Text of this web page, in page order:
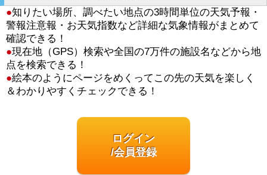
●知りたい場所、調べたい地点の3時間単位の天気予報・
警報注意報・お天気指数など詳細な気象情報がまとめて
確認できる！
●現在地（GPS）検索や全国の7万件の施設名などから地
点を検索できる！
●絵本のようにページをめくってこの先の天気を楽しく
＆わかりやすくチェックできる！
ログイン
/会員登録